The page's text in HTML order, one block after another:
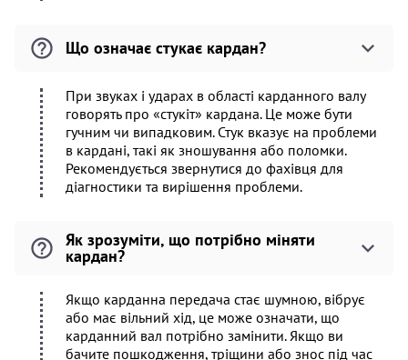
Що означає стукає кардан?
При звуках і ударах в області карданного валу
говорять про «стукіт» кардана. Це може бути
гучним чи випадковим. Стук вказує на проблеми
в кардані, такі як зношування або поломки.
Рекомендується звернутися до фахівця для
діагностики та вирішення проблеми.
Як зрозуміти, що потрібно міняти
кардан?
Якщо карданна передача стає шумною, вібрує
або має вільний хід, це може означати, що
карданний вал потрібно замінити. Якщо ви
бачите пошкодження, тріщини або знос під час